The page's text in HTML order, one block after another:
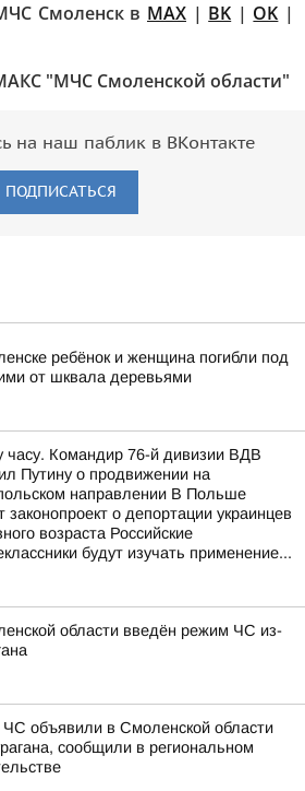
Смоленск в MAX | BK | OK |
"МЧС Смоленской области"
на наш паблик в ВКонтакте
ПОДПИСАТЬСЯ
ребёнок и женщина погибли под
от шквала деревьями
часу. Командир 76-й дивизии ВДВ
Путину о продвижении на
направлении В Польше
законопроект о депортации украинцев
возраста Российские
будут изучать применение...
области введён режим ЧС из-
объявили в Смоленской области
сообщили в региональном